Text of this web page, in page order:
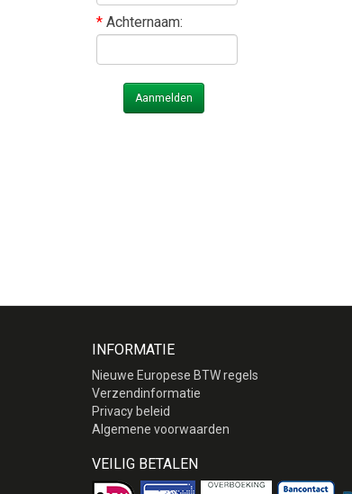
* Achternaam:
Aanmelden
INFORMATIE
Nieuwe Europese BTW regels
Verzendinformatie
Privacy beleid
Algemene voorwaarden
VEILIG BETALEN